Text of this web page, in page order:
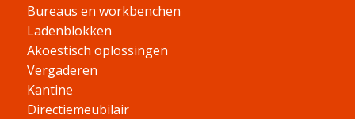
Bureaus en workbenchen
Ladenblokken
Akoestisch oplossingen
Vergaderen
Kantine
Directiemeubilair